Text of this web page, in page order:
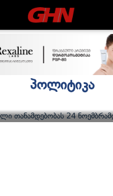
პოლიტიკა